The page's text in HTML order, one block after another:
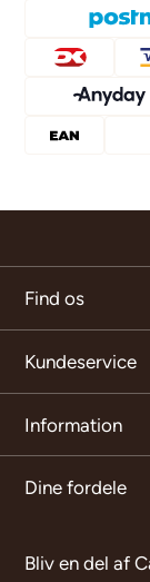
Find os
Kundeservice
Information
Dine fordele
Bliv en del af